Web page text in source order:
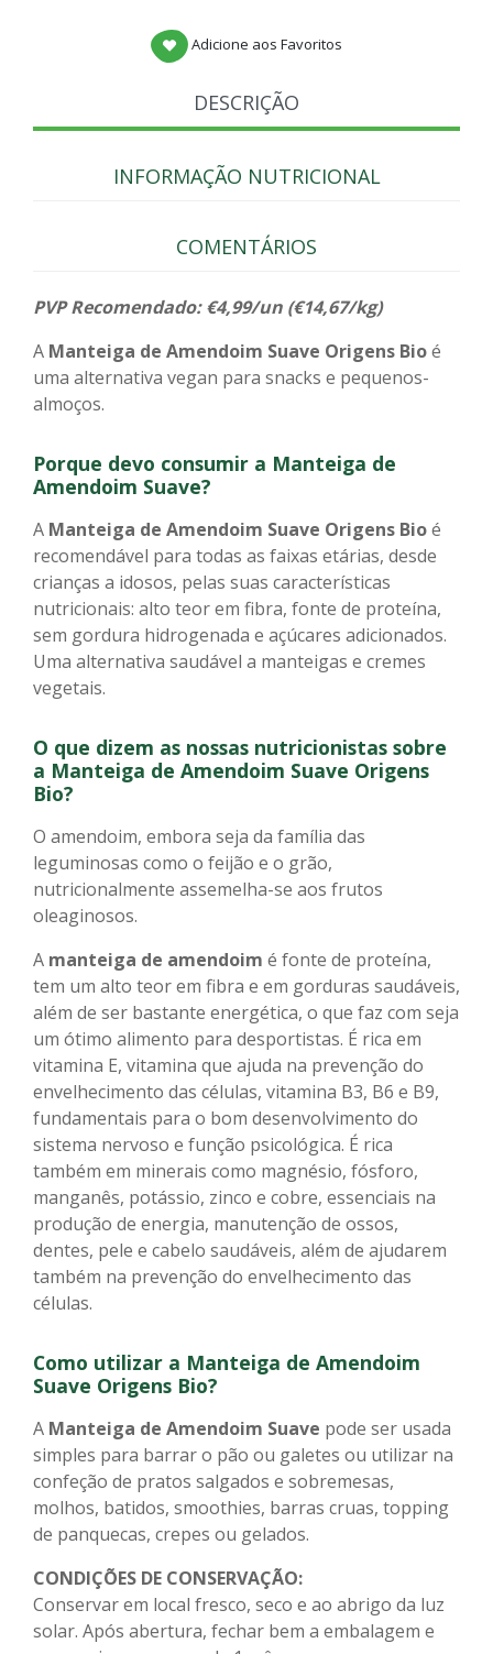
Adicione aos Favoritos
DESCRIÇÃO
INFORMAÇÃO NUTRICIONAL
COMENTÁRIOS
PVP Recomendado: €4,99/un (€14,67/kg)
A Manteiga de Amendoim Suave Origens Bioé
uma alternativa vegan para snacks e pequenos-
almoços.
Porque devo consumir a Manteiga de
Amendoim Suave?
A Manteiga de Amendoim Suave Origens Bioé
recomendável para todas as faixas etárias, desde
crianças a idosos, pelas suas características
nutricionais: alto teor em fibra, fonte de proteína,
sem gordura hidrogenada e açúcares adicionados.
Uma alternativa saudável a manteigas e cremes
vegetais.
O que dizem as nossas nutricionistas sobre
a Manteiga de Amendoim Suave Origens
Bio?
O amendoim, embora seja da família das
leguminosas como o feijão e o grão,
nutricionalmente assemelha-se aos frutos
oleaginosos.
A manteiga de amendoim é fonte de proteína,
tem um alto teor em fibra e em gorduras saudáveis,
além de ser bastante energética, o que faz com seja
um ótimo alimento para desportistas. É rica em
vitamina E, vitamina que ajuda na prevenção do
envelhecimento das células, vitamina B3, B6 e B9,
fundamentais para o bom desenvolvimento do
sistema nervoso e função psicológica. É rica
também em minerais como magnésio, fósforo,
manganês, potássio, zinco e cobre, essenciais na
produção de energia, manutenção de ossos,
dentes, pele e cabelo saudáveis, além de ajudarem
também na prevenção do envelhecimento das
células.
Como utilizar a Manteiga de Amendoim
Suave Origens Bio?
A Manteiga de Amendoim Suave pode ser usada
simples para barrar o pão ou galetes ou utilizar na
confeção de pratos salgados e sobremesas,
molhos, batidos, smoothies, barras cruas, topping
de panquecas, crepes ou gelados.
CONDIÇÕES DE CONSERVAÇÃO:
Conservar em local fresco, seco e ao abrigo da luz
solar. Após abertura, fechar bem a embalagem e